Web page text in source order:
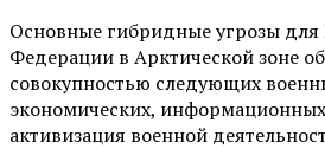
Основные гибридные угрозы для
Федерации в Арктической зоне
совокупностью следующих
экономических,
активизация военной